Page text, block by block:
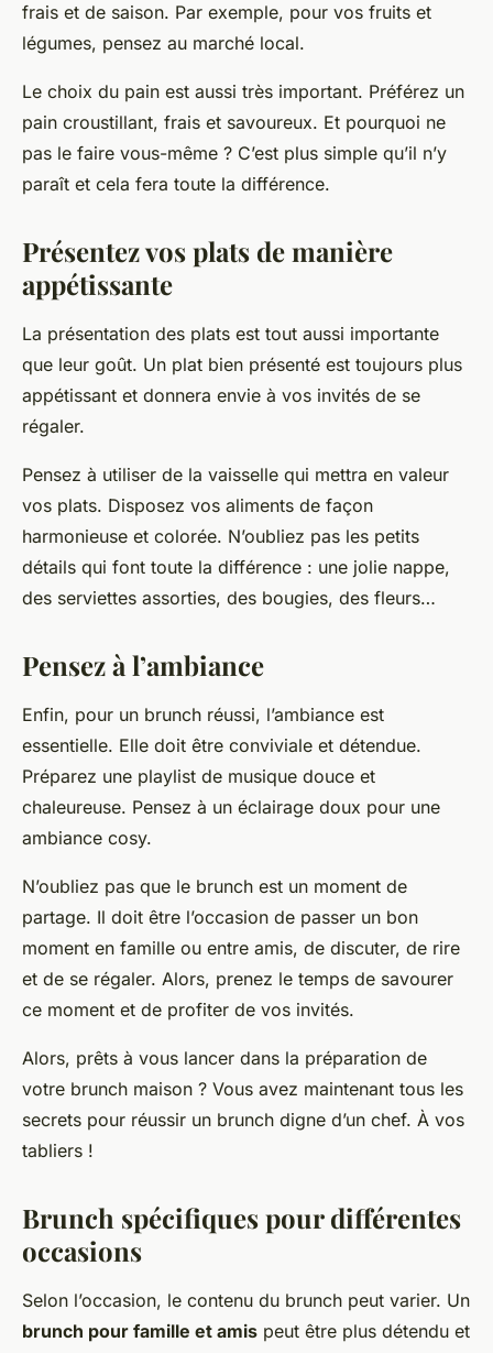
frais et de saison. Par exemple, pour vos fruits et
légumes, pensez au marché local.
Le choix du pain est aussi très important. Préférez un
pain croustillant, frais et savoureux. Et pourquoi ne
pas le faire vous-même ? C’est plus simple qu’il n’y
paraît et cela fera toute la différence.
Présentez vos plats de manière
appétissante
La présentation des plats est tout aussi importante
que leur goût. Un plat bien présenté est toujours plus
appétissant et donnera envie à vos invités de se
régaler.
Pensez à utiliser de la vaisselle qui mettra en valeur
vos plats. Disposez vos aliments de façon
harmonieuse et colorée. N’oubliez pas les petits
détails qui font toute la différence : une jolie nappe,
des serviettes assorties, des bougies, des fleurs…
Pensez à l’ambiance
Enfin, pour un brunch réussi, l’ambiance est
essentielle. Elle doit être conviviale et détendue.
Préparez une playlist de musique douce et
chaleureuse. Pensez à un éclairage doux pour une
ambiance cosy.
N’oubliez pas que le brunch est un moment de
partage. Il doit être l’occasion de passer un bon
moment en famille ou entre amis, de discuter, de rire
et de se régaler. Alors, prenez le temps de savourer
ce moment et de profiter de vos invités.
Alors, prêts à vous lancer dans la préparation de
votre brunch maison ? Vous avez maintenant tous les
secrets pour réussir un brunch digne d’un chef. À vos
tabliers !
Brunch spécifiques pour différentes
occasions
Selon l’occasion, le contenu du brunch peut varier. Un
brunch pour famille et amis peut être plus détendu et